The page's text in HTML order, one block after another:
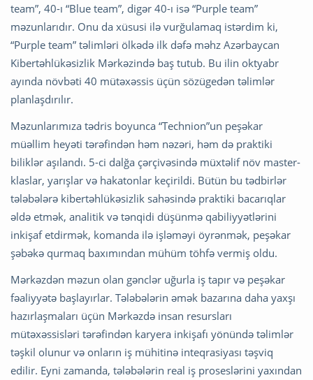
team”, 40-ı “Blue team”, digər 40-ı isə “Purple team”
məzunlarıdır. Onu da xüsusi ilə vurğulamaq istərdim ki,
“Purple team” təlimləri ölkədə ilk dəfə məhz Azərbaycan
Kibertəhlükəsizlik Mərkəzində baş tutub. Bu ilin oktyabr
ayında növbəti 40 mütəxəssis üçün sözügedən təlimlər
planlaşdırılır.
Məzunlarımıza tədris boyunca “Technion”un peşəkar
müəllim heyəti tərəfindən həm nəzəri, həm də praktiki
biliklər aşılandı. 5-ci dalğa çərçivəsində müxtəlif növ master-
klaslar, yarışlar və hakatonlar keçirildi. Bütün bu tədbirlər
tələbələrə kibertəhlükəsizlik sahəsində praktiki bacarıqlar
əldə etmək, analitik və tənqidi düşünmə qabiliyyətlərini
inkişaf etdirmək, komanda ilə işləməyi öyrənmək, peşəkar
şəbəkə qurmaq baxımından mühüm töhfə vermiş oldu.
Mərkəzdən məzun olan gənclər uğurla iş tapır və peşəkar
fəaliyyətə başlayırlar. Tələbələrin əmək bazarına daha yaxşı
hazırlaşmaları üçün Mərkəzdə insan resursları
mütəxəssisləri tərəfindən karyera inkişafı yönündə təlimlər
təşkil olunur və onların iş mühitinə inteqrasiyası təşviq
edilir. Eyni zamanda, tələbələrin real iş proseslərini yaxından